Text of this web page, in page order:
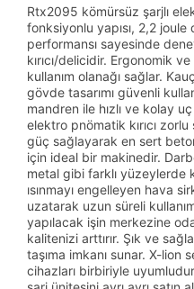
Rtx2095 kömürsüz şarjlı
fonksiyonlu yapısı, 2,2
performansı sayesinde
kırıcı/delicidir. Ergonomik
kullanım olanağı sağlar.
gövde tasarımı güvenli
mandren ile hızlı ve kolay
elektro pnömatik kırıcı
güç sağlayarak en sert
için ideal bir makinedir.
metal gibi farklı yüzeylerde
ısınmayı engelleyen hava
uzatarak uzun süreli
yapılacak işin merkezine
kalitenizi arttırır. Şık ve
taşıma imkanı sunar. X-lion
cihazları birbiriyle